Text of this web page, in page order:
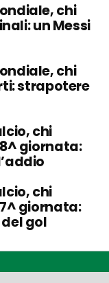
chi
un Messi
chi
strapotere
chi
giornata:
chi
giornata:
gol